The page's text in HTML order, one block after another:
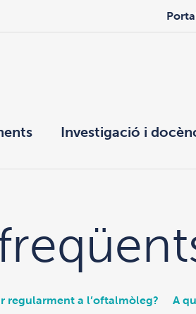
Investigació i
regularment a l’oftalmòleg? A